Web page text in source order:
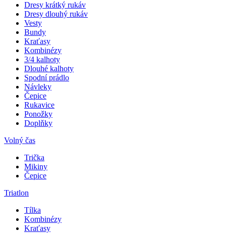
Dresy krátký rukáv
Dresy dlouhý rukáv
Vesty
Bundy
Kraťasy
Kombinézy
3/4 kalhoty
Dlouhé kalhoty
Spodní prádlo
Návleky
Čepice
Rukavice
Ponožky
Doplňky
Volný čas
Trička
Mikiny
Čepice
Triatlon
Tílka
Kombinézy
Kraťasy